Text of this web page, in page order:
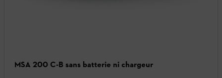
MSA 200 C-B sans batterie ni chargeur